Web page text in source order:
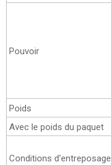
Pouvoir
Poids
Avec le poids du paquet
Conditions d'entreposage